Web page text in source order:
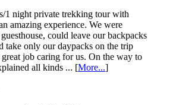
1 night private trekking tour with
amazing experience. We were
could leave our backpacks
take only our daypacks on the trip
job caring for us. On the way to
all kinds ... [More...]